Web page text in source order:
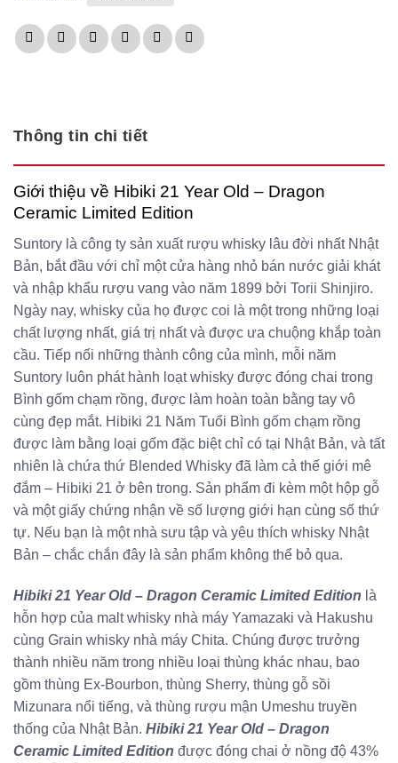
Thông tin chi tiết
Giới thiệu về Hibiki 21 Year Old – Dragon
Ceramic Limited Edition
Suntory là công ty sản xuất rượu whisky lâu đời nhất Nhật
Bản, bắt đầu với chỉ một cửa hàng nhỏ bán nước giải khát
và nhập khẩu rượu vang vào năm 1899 bởi Torii Shinjiro.
Ngày nay, whisky của họ được coi là một trong những loại
chất lượng nhất, giá trị nhất và được ưa chuộng khắp toàn
cầu. Tiếp nối những thành công của mình, mỗi năm
Suntory luôn phát hành loạt whisky được đóng chai trong
Bình gốm chạm rồng, được làm hoàn toàn bằng tay vô
cùng đẹp mắt. Hibiki 21 Năm Tuổi Bình gốm chạm rồng
được làm bằng loại gốm đặc biệt chỉ có tại Nhật Bản, và tất
nhiên là chứa thứ Blended Whisky đã làm cả thế giới mê
đắm – Hibiki 21 ở bên trong. Sản phẩm đi kèm một hộp gỗ
và một giấy chứng nhận về số lượng giới hạn cùng số thứ
tự. Nếu bạn là một nhà sưu tập và yêu thích whisky Nhật
Bản – chắc chắn đây là sản phẩm không thể bỏ qua.
Hibiki 21 Year Old – Dragon Ceramic Limited Edition là
hỗn hợp của malt whisky nhà máy Yamazaki và Hakushu
cùng Grain whisky nhà máy Chita. Chúng được trưởng
thành nhiều năm trong nhiều loại thùng khác nhau, bao
gồm thùng Ex-Bourbon, thùng Sherry, thùng gỗ sồi
Mizunara nổi tiếng, và thùng rượu mận Umeshu truyền
thống của Nhật Bản. Hibiki 21 Year Old – Dragon
Ceramic Limited Edition được đóng chai ở nồng độ 43%